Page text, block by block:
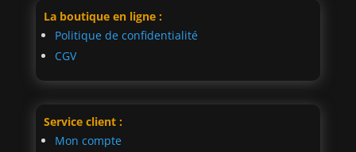
La boutique en ligne :
Politique de confidentialité
CGV
Service client :
Mon compte